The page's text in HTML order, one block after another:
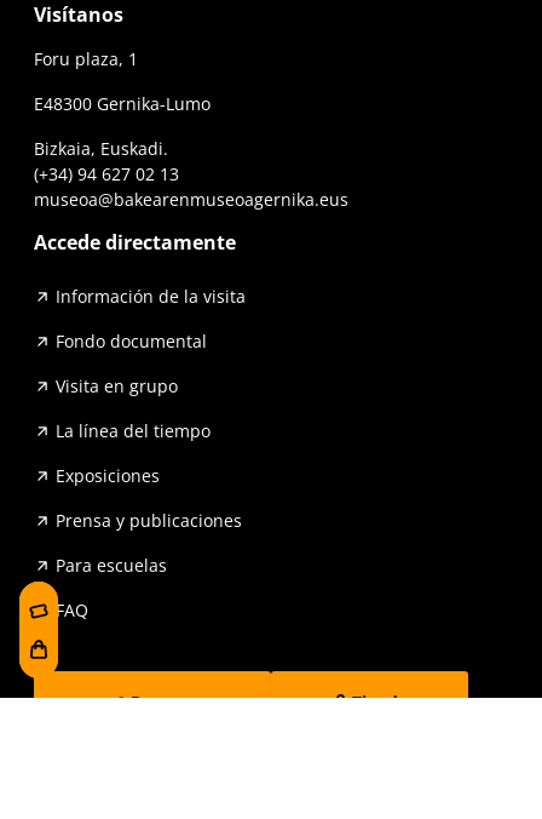
Visítanos
Foru plaza, 1
E48300 Gernika-Lumo
Bizkaia, Euskadi.
(+34) 94 627 02 13
museoa@bakearenmuseoagernika.eus
Accede directamente
Información de la visita
Fondo documental
Visita en grupo
La línea del tiempo
Exposiciones
Prensa y publicaciones
Para escuelas
FAQ
Reserva Tienda